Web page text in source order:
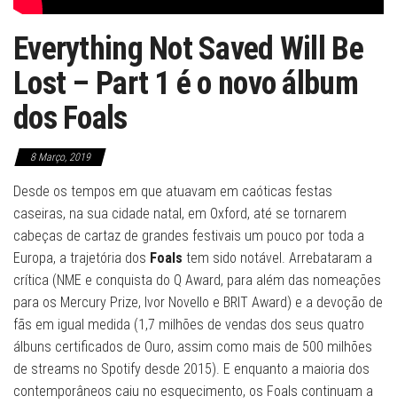
Everything Not Saved Will Be
Lost – Part 1 é o novo álbum
dos Foals
8 Março, 2019
Desde os tempos em que atuavam em caóticas festas
caseiras, na sua cidade natal, em Oxford, até se tornarem
cabeças de cartaz de grandes festivais um pouco por toda a
Europa, a trajetória dos Foals tem sido notável. Arrebataram a
crítica (NME e conquista do Q Award, para além das nomeações
para os Mercury Prize, Ivor Novello e BRIT Award) e a devoção de
fãs em igual medida (1,7 milhões de vendas dos seus quatro
álbuns certificados de Ouro, assim como mais de 500 milhões
de streams no Spotify desde 2015). E enquanto a maioria dos
contemporâneos caiu no esquecimento, os Foals continuam a